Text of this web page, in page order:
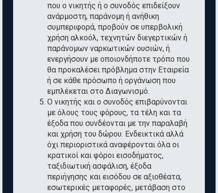
που ο νικητής ή ο συνοδός επιδείξουν
ανάρμοστη, παράνομη ή ανήθικη
συμπεριφορά, προβούν σε υπερβολική
χρήση αλκοόλ, τεχνητών διεγερτικών ή
παράνομων ναρκωτικών ουσιών, ή
ενεργήσουν με οποιονδήποτε τρόπο που
θα προκαλέσει πρόβλημα στην Εταιρεία
ή σε κάθε πρόσωπο ή οργάνωση που
εμπλέκεται στο Διαγωνισμό.
Ο νικητής και ο συνοδός επιβαρύνονται
με όλους τους φόρους, τα τέλη και τα
έξοδα που συνδέονται με την παραλαβή
και χρήση του δώρου. Ενδεικτικά αλλά
όχι περιοριστικά αναφέρονται όλα οι
κρατικοί και φόροι εισοδήματος,
ταξιδιωτική ασφάλιση, έξοδα
περιήγησης και εισόδου σε αξιοθέατα,
εσωτερικές μεταφορές, μετάβαση στο